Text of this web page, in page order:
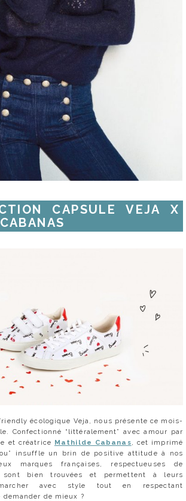
CAPSULE VEJA X
écologique Veja, nous présente ce mois-
Confectionné “littéralement” avec amour par
et créatrice Mathilde Cabanas , cet imprimé
insuffle un brin de positive attitude à nos
marques françaises, respectueuses de
sont bien trouvées et permettent à leurs
avec style tout en respectant
demander de mieux ?